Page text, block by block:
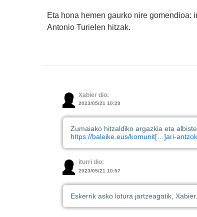
Eta hona hemen gaurko nire gomendioa:
Antonio Turielen hitzak.
Xabier dio:
2023/05/21 10:29
Zumaiako hitzaldiko argazkia eta
https://baleike.eus/komunit[…]ari-
iturri dio:
2023/05/21 10:57
Eskerrik asko lotura jartzeagatik, Xabier.